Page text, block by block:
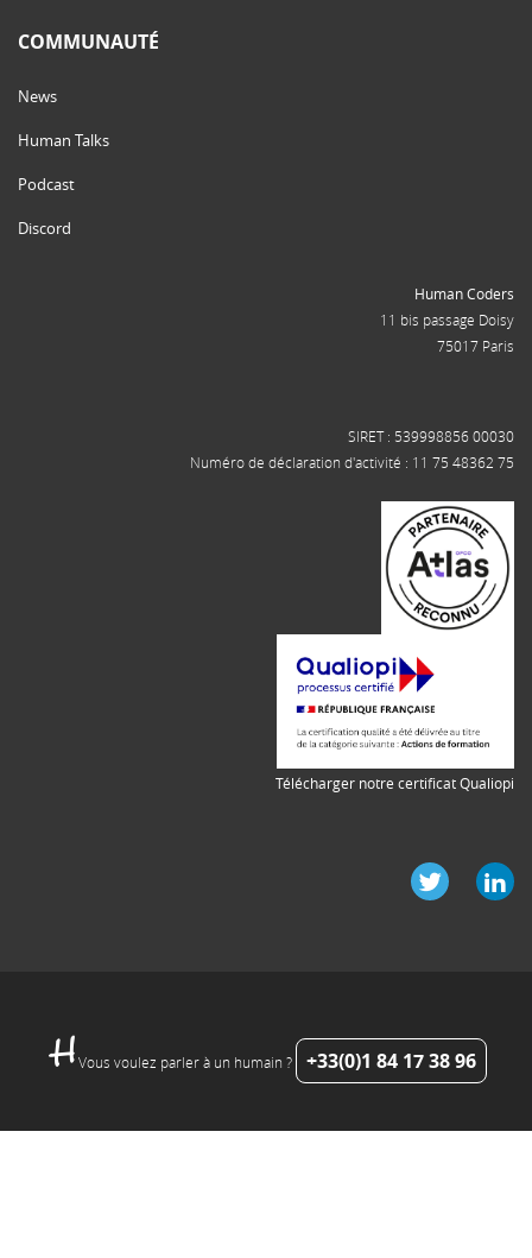
COMMUNAUTÉ
News
Human Talks
Podcast
Discord
Human Coders
11 bis passage Doisy
75017 Paris
SIRET : 539998856 00030
Numéro de déclaration d'activité : 11 75 48362 75
Télécharger notre certificat Qualiopi
Vous voulez parler à un humain ? +33(0)1 84 17 38 96